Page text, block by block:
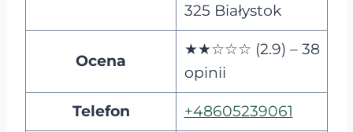
325 Białystok
Ocena
★★☆☆☆ (2.9) – 38
opinii
Telefon +48605239061